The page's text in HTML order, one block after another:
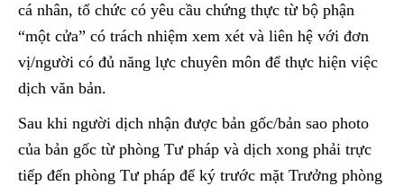
cá nhân, tổ chức có yêu cầu chứng thực từ bộ phận
“một cửa” có trách nhiệm xem xét và liên hệ với đơn
vị/người có đủ năng lực chuyên môn để thực hiện việc
dịch văn bản.
Sau khi người dịch nhận được bản gốc/bản sao photo
của bản gốc từ phòng Tư pháp và dịch xong phải trực
tiếp đến phòng Tư pháp để ký trước mặt Trưởng phòng